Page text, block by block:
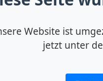
Website ist
jetzt unter